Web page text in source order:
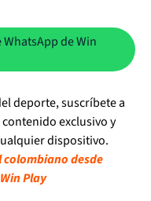
de Win
deporte, suscríbete a
contenido exclusivo y
dispositivo.
desde
Play